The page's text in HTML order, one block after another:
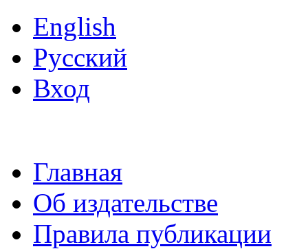
English
Русский
Вход
Главная
Об издательстве
Правила публикации